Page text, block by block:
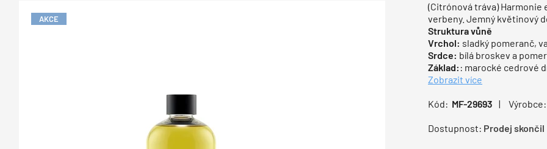
AKCE
(Citrónová tráva)
verbeny. Jemný květinový
Struktura vůně
Vrchol: sladký pomeranč,
Srdce: bílá broskev a
Základ: : marocké cedrové
Zobrazit více
Kód: MF-29693 Výrobce:
Dostupnost: Prodej skončil